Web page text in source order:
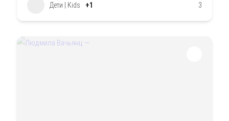
Дети | Kids +1 3